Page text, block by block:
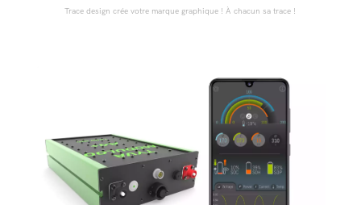
Trace design crée votre marque graphique ! À chacun sa trace !